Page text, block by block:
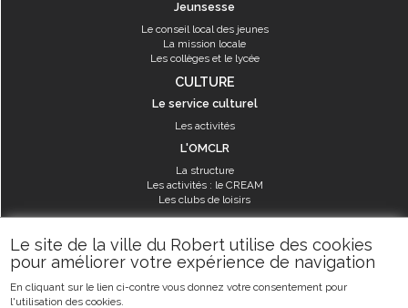
Le site de la ville du Robert utilise des cookies
pour améliorer votre expérience de navigation
En cliquant sur le lien ci-contre vous donnez votre consentement pour
l'utilisation des cookies.
Jeunsesse
Le conseil local des jeunes
La mission locale
Les collèges et le lycée
CULTURE
Le service culturel
Les activités
L'OMCLR
La structure
Les activités : le CREAM
Les clubs de loisirs
SPORT
Les équipements sportifs
Les aménagements municipaux
Les activités